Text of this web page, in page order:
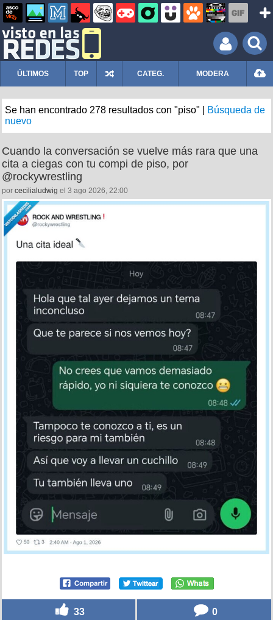
ÚLTIMOS TOP CATEG. MODERA
Se han encontrado 278 resultados con "piso" |
Búsqueda de
nuevo
Cuando la conversación se vuelve más rara que una
cita a ciegas con tu compi de piso, por
@rockywrestling
por cecilialudwig el 3 ago 2026, 22:00
33 0